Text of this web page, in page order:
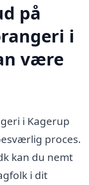
på
i
være
i Kagerup
proces.
kan du nemt
i dit